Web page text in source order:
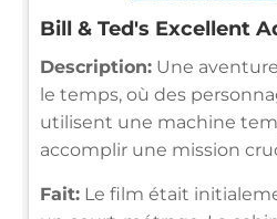
Bill & Ted's Excellent
Description: Une
le temps, où des
utilisent une machine
accomplir une mission
Fait: Le film était